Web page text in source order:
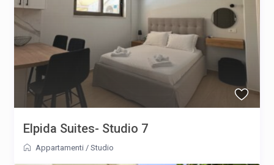
Elpida Suites- Studio 7
Appartamenti /Studio